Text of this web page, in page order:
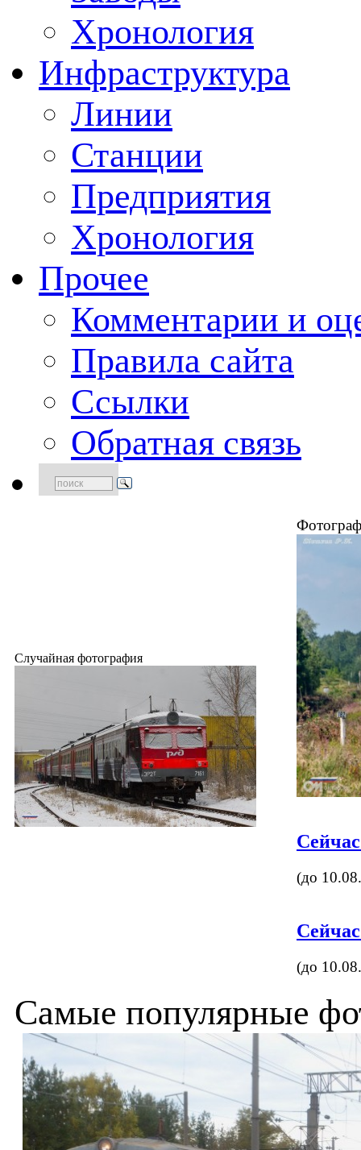
Хронология
Инфраструктура
Линии
Станции
Предприятия
Хронология
Прочее
Комментарии и
Правила сайта
Ссылки
Обратная связь
Случайная фотография
(до
(до
Самые популярные